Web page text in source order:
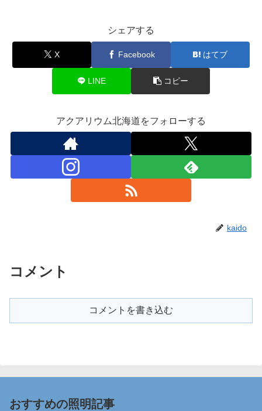
シェアする
X Facebook はてブ
LINE コピー
アクアリウム北海道をフォローする
kaido
コメント
コメントを書き込む
おすすめの照明記事